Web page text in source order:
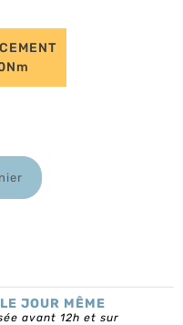
JOUR MÊME
avant 12h et sur